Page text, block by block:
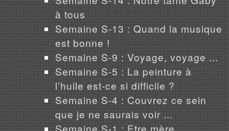
à tous
Semaine S-13 : Quand la musique
est bonne !
Semaine S-9 : Voyage, voyage ...
Semaine S-5 : La peinture à
l’huile est-ce si difficile ?
Semaine S-4 : Couvrez ce sein
que je ne saurais voir ...